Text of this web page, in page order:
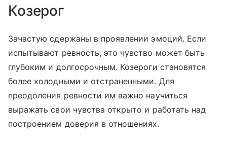
Козерог
Зачастую сдержаны в проявлении эмоций. Если
испытывают ревность, это чувство может быть
глубоким и долгосрочным. Козероги становятся
более холодными и отстраненными. Для
преодоления ревности им важно научиться
выражать свои чувства открыто и работать над
построением доверия в отношениях.